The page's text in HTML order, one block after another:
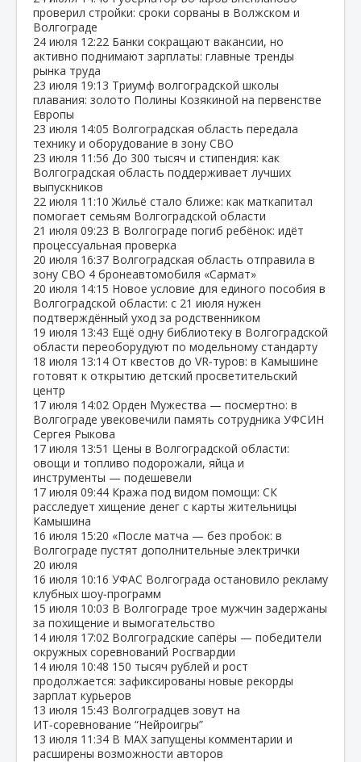
проверил стройки: сроки сорваны в Волжском и
Волгограде
24 июля 12:22 Банки сокращают вакансии, но
активно поднимают зарплаты: главные тренды
рынка труда
23 июля 19:13 Триумф волгоградской школы
плавания: золото Полины Козякиной на первенстве
Европы
23 июля 14:05 Волгоградская область передала
технику и оборудование в зону СВО
23 июля 11:56 До 300 тысяч и стипендия: как
Волгоградская область поддерживает лучших
выпускников
22 июля 11:10 Жильё стало ближе: как маткапитал
помогает семьям Волгоградской области
21 июля 09:23 В Волгограде погиб ребёнок: идёт
процессуальная проверка
20 июля 16:37 Волгоградская область отправила в
зону СВО 4 бронеавтомобиля «Сармат»
20 июля 14:15 Новое условие для единого пособия в
Волгоградской области: с 21 июля нужен
подтверждённый уход за родственником
19 июля 13:43 Ещё одну библиотеку в Волгоградской
области переоборудуют по модельному стандарту
18 июля 13:14 От квестов до VR‑туров: в Камышине
готовят к открытию детский просветительский
центр
17 июля 14:02 Орден Мужества — посмертно: в
Волгограде увековечили память сотрудника УФСИН
Сергея Рыкова
17 июля 13:51 Цены в Волгоградской области:
овощи и топливо подорожали, яйца и
инструменты — подешевели
17 июля 09:44 Кража под видом помощи: СК
расследует хищение денег с карты жительницы
Камышина
16 июля 15:20 «После матча — без пробок: в
Волгограде пустят дополнительные электрички
20 июля
16 июля 10:16 УФАС Волгограда остановило рекламу
клубных шоу‑программ
15 июля 10:03 В Волгограде трое мужчин задержаны
за похищение и вымогательство
14 июля 17:02 Волгоградские сапёры — победители
окружных соревнований Росгвардии
14 июля 10:48 150 тысяч рублей и рост
продолжается: зафиксированы новые рекорды
зарплат курьеров
13 июля 15:43 Волгоградцев зовут на
ИТ‑соревнование “Нейроигры”
13 июля 11:34 В МАХ запущены комментарии и
расширены возможности авторов